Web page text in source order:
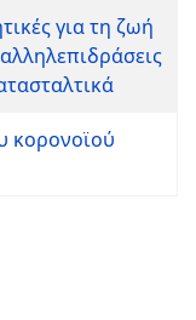
για τη ζωή
κορονοϊού